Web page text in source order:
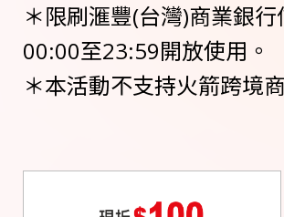
＊限刷滙豐(台灣)商業銀
00:00至23:59開放使用。
＊本活動不支持火箭跨境